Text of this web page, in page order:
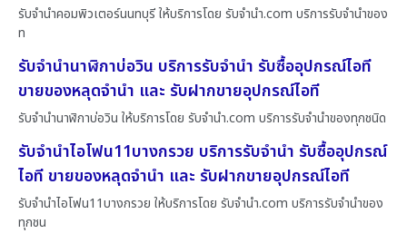
รับจำนำคอมพิวเตอร์นนทบุรี ให้บริการโดย รับจํานํา.com บริการรับจำนำของ
ท
รับจำนำนาฬิกาบ่อวิน บริการรับจำนำ รับซื้ออุปกรณ์ไอที
ขายของหลุดจำนำ และ รับฝากขายอุปกรณ์ไอที
รับจำนำนาฬิกาบ่อวิน ให้บริการโดย รับจํานํา.com บริการรับจำนำของทุกชนิด
รับจำนำไอโฟน11บางกรวย บริการรับจำนำ รับซื้ออุปกรณ์
ไอที ขายของหลุดจำนำ และ รับฝากขายอุปกรณ์ไอที
รับจำนำไอโฟน11บางกรวย ให้บริการโดย รับจํานํา.com บริการรับจำนำของ
ทุกชน